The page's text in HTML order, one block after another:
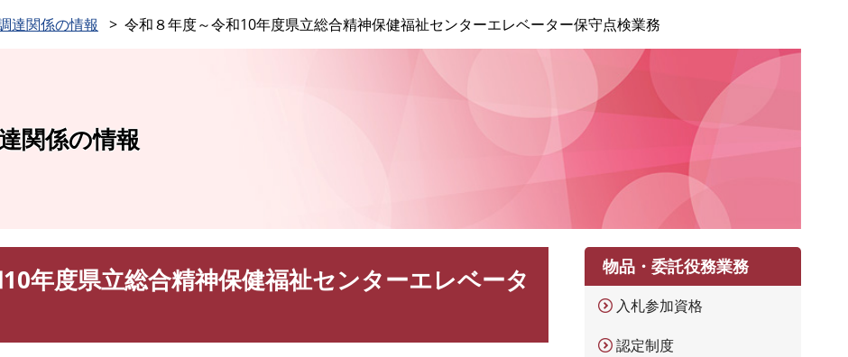
達関係の情報 令和８年度～令和10年度県立総合精神保健福祉センターエレベーター保守点検業務
関係の情報
年度県立総合精神保健福祉センターエレベータ
物品・委託役務業務
入札参加資格
認定制度